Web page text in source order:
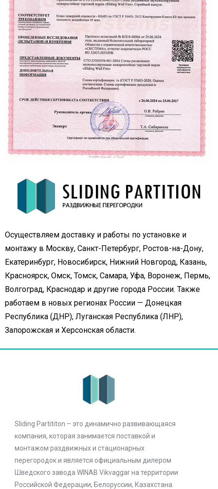
Осуществляем доставку и работы по установке и
монтажу в Москву, Санкт-Петербург, Ростов-на-Дону,
Екатеринбург, Новосибирск, Нижний Новгород, Казань,
Красноярск, Омск, Томск, Самара, Уфа, Воронеж, Пермь,
Волгоград, Краснодар и другие города России. Также
работаем в новых регионах России — Донецкая
Республика (ДНР), Луганская Республика (ЛНР),
Запорожская и Херсонская области.
Sliding Partititon – это динамично развивающаяся
компания, которая занимается поставкой и
монтажом раздвижных и стационарных
перегородок и является официальным дилером
Шведского завода WINAB Vikvaggar на территории
Российской Федерации, Белоруссии, Казахстана.